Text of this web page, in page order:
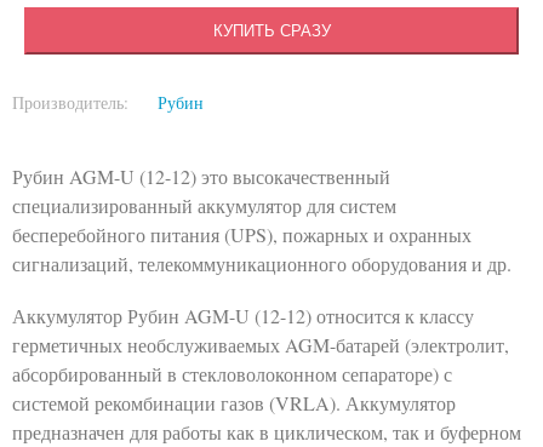
КУПИТЬ СРАЗУ
Производитель: Рубин
Рубин AGM-U (12-12) это высокачественный
специализированный аккумулятор для систем
бесперебойного питания (UPS), пожарных и охранных
сигнализаций, телекоммуникационного оборудования и др.
Аккумулятор Рубин AGM-U (12-12) относится к классу
герметичных необслуживаемых AGM-батарей (электролит,
абсорбированный в стекловолоконном сепараторе) с
системой рекомбинации газов (VRLA). Аккумулятор
предназначен для работы как в циклическом, так и буферном